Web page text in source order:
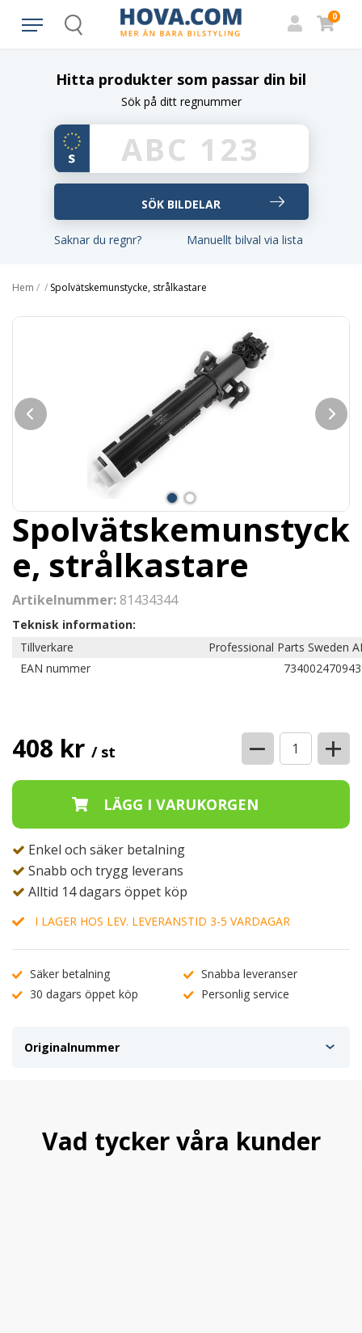
Search
0
Hitta produkter som passar din bil
Sök på ditt regnummer
Saknar du regnr? Manuellt bilval via lista
Hem / / Spolvätskemunstycke, strålkastare
Spolvätskemunstyck
e, strålkastare
Artikelnummer: 81434344
Teknisk information:
Tillverkare
Professional Parts Sweden
EAN nummer
408 kr / st − +
Enkel och säker betalning
Snabb och trygg leverans
Alltid 14 dagars öppet köp
I LAGER HOS LEV. LEVERANSTID 3-5 VARDAGAR
Säker betalning
Snabba leveranser
30 dagars öppet köp
Personlig service
Originalnummer
Vad tycker våra kunder